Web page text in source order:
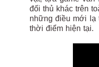
đối thủ khác trên
những điều mới lạ
thời điểm hiện tại.